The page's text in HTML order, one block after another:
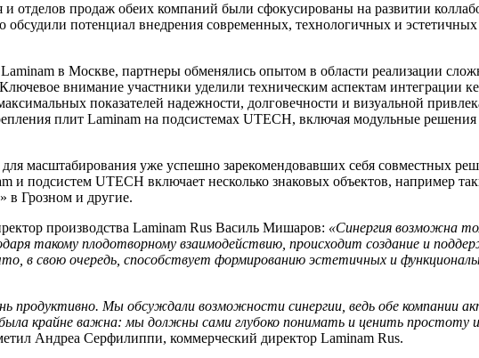
отделов продаж обеих компаний были сфокусированы на развитии
обсудили потенциал внедрения современных, технологичных и
в Москве, партнеры обменялись опытом в области реализации
внимание участники уделили техническим аспектам интеграции
показателей надежности, долговечности и визуальной
плит Laminam на подсистемах UTECH, включая модульные
масштабирования уже успешно зарекомендовавших себя совместных
и подсистем UTECH включает несколько знаковых объектов,
в Грозном и другие.
производства Laminam Rus Василь Мишаров: «Синергия возможна
такому плодотворному взаимодействию, происходит создание и
в свою очередь, способствует формированию эстетичных и
продуктивно. Мы обсуждали возможности синергии, ведь обе компании
крайне важна: мы должны сами глубоко понимать и ценить
Андреа Серфилиппи, коммерческий директор Laminam Rus.